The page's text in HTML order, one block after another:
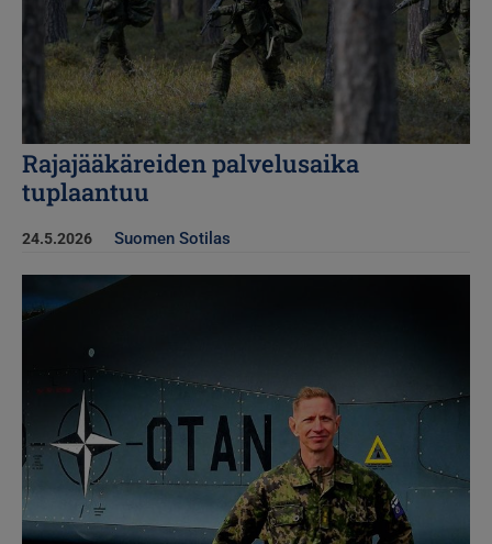
Rajajääkäreiden palvelusaika
tuplaantuu
24.5.2026 Suomen Sotilas